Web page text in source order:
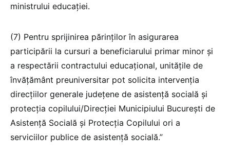
ministrului educației.
(7) Pentru sprijinirea părinților în asigurarea
participării la cursuri a beneficiarului primar minor și
a respectării contractului educațional, unitățile de
învățământ preuniversitar pot solicita intervenția
direcțiilor generale județene de asistență socială și
protecția copilului/Direcției Municipiului București de
Asistență Socială și Protecția Copilului ori a
serviciilor publice de asistență socială.”